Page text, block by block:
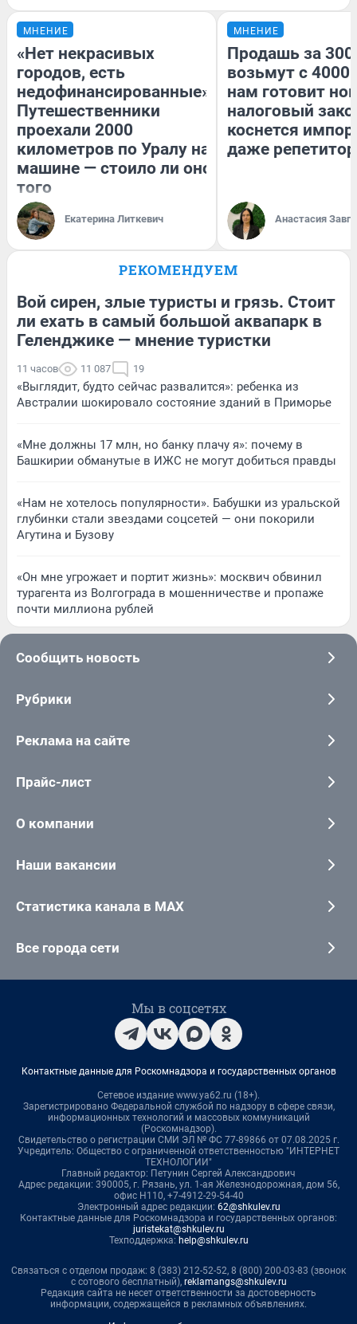
МНЕНИЕ
«Нет некрасивых
городов, есть
недофинансированные».
Путешественники
проехали 2000
километров по Уралу на
машине — стоило ли оно
того
Екатерина Литкевич
МНЕНИЕ
Продашь за
возьмут с
нам готовит
налоговый
коснется
даже
Анастасия
РЕКОМЕНДУЕМ
Вой сирен, злые туристы и грязь. Стоит
ли ехать в самый большой аквапарк в
Геленджике — мнение туристки
11 часов 11 087 19
«Выглядит, будто сейчас развалится»: ребенка из
Австралии шокировало состояние зданий в Приморье
«Мне должны 17 млн, но банку плачу я»: почему в
Башкирии обманутые в ИЖС не могут добиться правды
«Нам не хотелось популярности». Бабушки из уральской
глубинки стали звездами соцсетей — они покорили
Агутина и Бузову
«Он мне угрожает и портит жизнь»: москвич обвинил
турагента из Волгограда в мошенничестве и пропаже
почти миллиона рублей
Сообщить новость
Рубрики
Реклама на сайте
Прайс-лист
О компании
Наши вакансии
Статистика канала в MAX
Все города сети
Мы в соцсетях
Контактные данные для Роскомнадзора и государственных органов
Сетевое издание www.ya62.ru (18+).
Зарегистрировано Федеральной службой по надзору в сфере связи,
информационных технологий и массовых коммуникаций
(Роскомнадзор).
Свидетельство о регистрации СМИ ЭЛ № ФС 77-89866 от 07.08.2025 г.
Учредитель: Общество с ограниченной ответственностью "ИНТЕРНЕТ
ТЕХНОЛОГИИ"
Главный редактор: Петунин Сергей Александрович
Адрес редакции: 390005, г. Рязань, ул. 1-ая Железнодорожная, дом 56,
офис Н110, +7-4912-29-54-40
Электронный адрес редакции: 62@shkulev.ru
Контактные данные для Роскомнадзора и государственных органов:
juristekat@shkulev.ru
Техподдержка: help@shkulev.ru
Связаться с отделом продаж: 8 (383) 212-52-52, 8 (800) 200-03-83 (звонок
с сотового бесплатный), reklamangs@shkulev.ru
Редакция сайта не несет ответственности за достоверность
информации, содержащейся в рекламных объявлениях.